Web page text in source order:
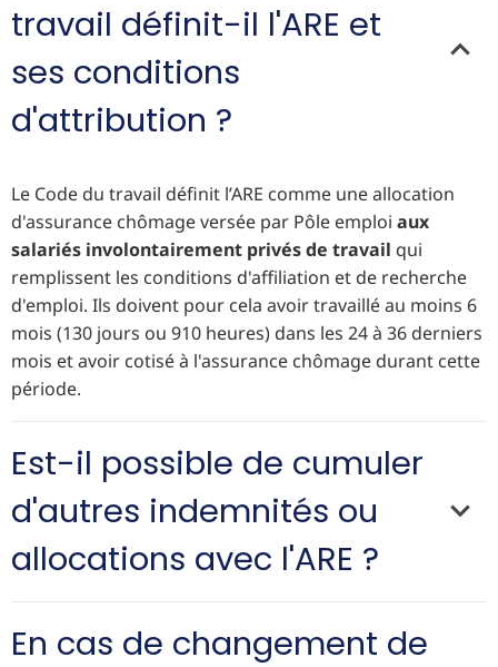
travail définit-il l'ARE et
ses conditions
d'attribution ?
Le Code du travail définit l’ARE comme une allocation
d'assurance chômage versée par Pôle emploi aux
salariés involontairement privés de travail qui
remplissent les conditions d'affiliation et de recherche
d'emploi. Ils doivent pour cela avoir travaillé au moins 6
mois (130 jours ou 910 heures) dans les 24 à 36 derniers
mois et avoir cotisé à l'assurance chômage durant cette
période.
Est-il possible de cumuler
d'autres indemnités ou
allocations avec l'ARE ?
En cas de changement de